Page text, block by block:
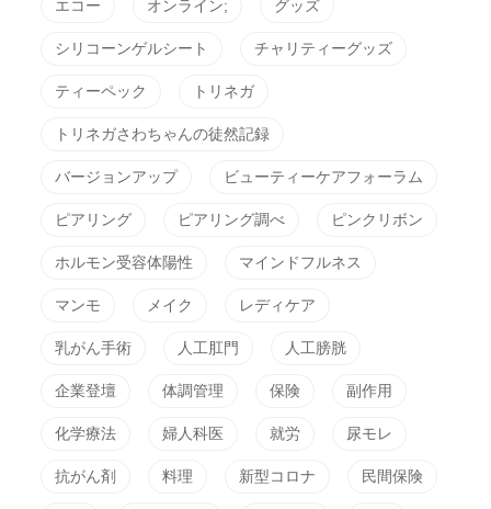
エコー オンライン; グッズ
シリコーンゲルシート チャリティーグッズ
ティーペック トリネガ
トリネガさわちゃんの徒然記録
バージョンアップ ビューティーケアフォーラム
ピアリング ピアリング調べ ピンクリボン
ホルモン受容体陽性 マインドフルネス
マンモ メイク レディケア
乳がん手術 人工肛門 人工膀胱
企業登壇 体調管理 保険 副作用
化学療法 婦人科医 就労 尿モレ
抗がん剤 料理 新型コロナ 民間保険